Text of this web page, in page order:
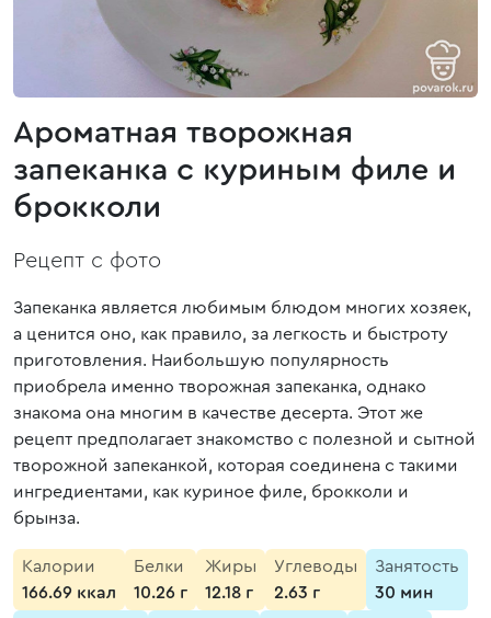
Ароматная творожная
запеканка с куриным филе и
брокколи
Рецепт с фото
Запеканка является любимым блюдом многих хозяек,
а ценится оно, как правило, за легкость и быстроту
приготовления. Наибольшую популярность
приобрела именно творожная запеканка, однако
знакома она многим в качестве десерта. Этот же
рецепт предполагает знакомство с полезной и сытной
творожной запеканкой, которая соединена с такими
ингредиентами, как куриное филе, брокколи и
брынза.
Калории
166.69 ккал
Белки
10.26 г
Жиры
12.18 г
Углеводы
2.63 г
Занятость
30 мин